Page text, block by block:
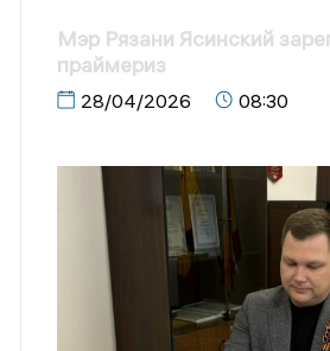
Мэр Рязани Ясинский
праймериз
28/04/2026 08:30